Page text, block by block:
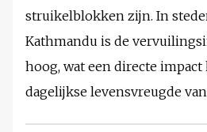
struikelblokken zijn. In
Kathmandu is de
hoog, wat een directe impact
dagelijkse levensvreugde